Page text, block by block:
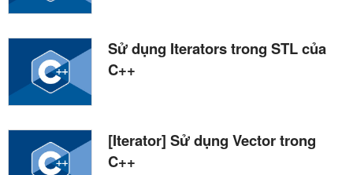
Sử dụng Iterators trong STL của
C++
[Iterator] Sử dụng Vector trong
C++